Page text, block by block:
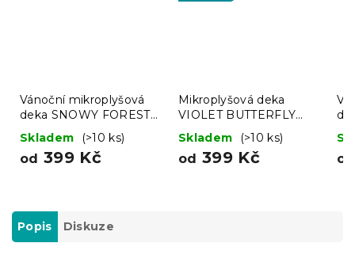
Vánoční mikroplyšová
deka SNOWY FOREST
šedá
Skladem (>10 ks)
od 399 Kč
Mikroplyšová deka
VIOLET BUTTERFLY
tmavě modrá
Skladem (>10 ks)
od 399 Kč od
Popis Diskuze